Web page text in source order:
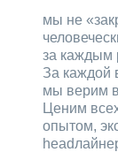
мы не
за каждым
За каждой
мы верим в
Ценим
опытом,